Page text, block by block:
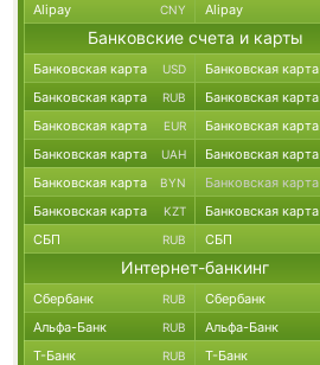
Alipay CNY Alipay
Банковские счета и карты
Банковская карта USD Банковская карта
Банковская карта RUB Банковская карта
Банковская карта EUR Банковская карта
Банковская карта UAH Банковская карта
Банковская карта BYN Банковская карта
Банковская карта KZT Банковская карта
СБП RUB СБП
Интернет-банкинг
Сбербанк RUB Сбербанк
Альфа-Банк RUB Альфа-Банк
Т-Банк RUB Т-Банк